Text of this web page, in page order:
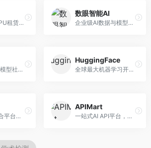
AI算力平台GPU租赁服务，专注于弹性算力。面向开发者和研究者，提供GPU租赁、弹性调度、成本优化等服务，算力灵活。
数眼智能AI
企业级AI数据与模型服务平台，专注于数据驱动AI。面向企业用户，提供数据管理、模型训练、部署服务等，数据治理能力强。
阿里达摩院AI模型社区，专注于中文AI生态。面向中文开发者，提供开源模型、数据集、开发工具等资源，中文模型丰富。
HuggingFace
全球最大机器学习开源社区，整合模型库与开发工具。面向AI研究者和开发者，提供开源模型、数据集、开发工具等资源，开源生态最完善。
大模型API聚合平台，整合多种AI模型服务。面向开发者，提供统一接口、模型切换、监控分析等服务，API管理便捷。
APIMart
一站式AI API平台，整合多种AI服务。面向开发者，提供模型API、图像处理、语音识别等服务，API种类丰富。